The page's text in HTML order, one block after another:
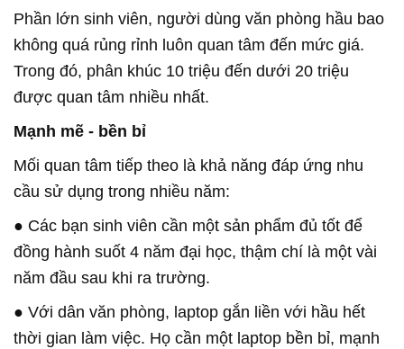
Phần lớn sinh viên, người dùng văn phòng hầu bao
không quá rủng rỉnh luôn quan tâm đến mức giá.
Trong đó, phân khúc 10 triệu đến dưới 20 triệu
được quan tâm nhiều nhất.
Mạnh mẽ - bền bỉ
Mối quan tâm tiếp theo là khả năng đáp ứng nhu
cầu sử dụng trong nhiều năm:
● Các bạn sinh viên cần một sản phẩm đủ tốt để
đồng hành suốt 4 năm đại học, thậm chí là một vài
năm đầu sau khi ra trường.
● Với dân văn phòng, laptop gắn liền với hầu hết
thời gian làm việc. Họ cần một laptop bền bỉ, mạnh